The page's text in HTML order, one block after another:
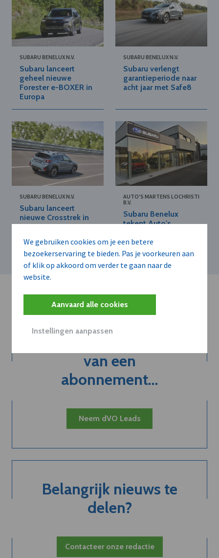
We gebruiken cookies om je een betere
bezoekerservaring te bieden. Pas je voorkeuren aan
of klik op akkoord om verder te gaan naar de
website.
Aanvaard alle cookies
Instellingen aanpassen
SUBARU BENELUX N.V.
Subaru lanceert
geheel nieuwe
Forester e-BOXER in
Europa
SUBARU BENELUX N.V.
Subaru verlengt
garantieperiode naar
acht jaar met Safe8
SUBARU BENELUX N.V.
Subaru lanceert
nieuwe Crosstrek in
Europa
AUTO'S MARTENS LOCHRISTI
B.V.
Subaru Benelux
tekent Auto's
dealer op
Kort de voordelen
van een
abonnement...
Neem dVO Leads
Belangrijk nieuws te
delen?
Contacteer onze redactie